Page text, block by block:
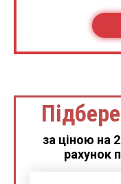
за ціною на
рахунок